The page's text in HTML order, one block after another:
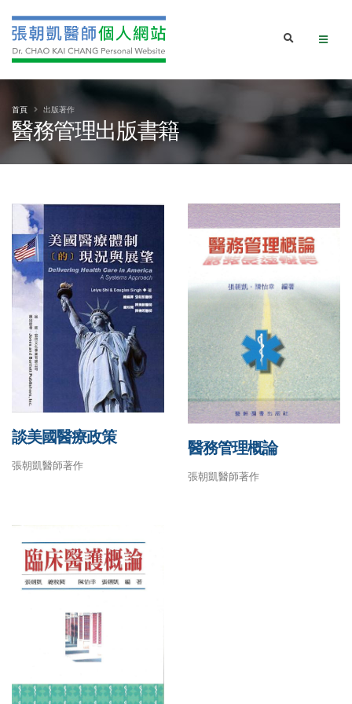
醫務管理出版書籍
首頁 出版著作
談美國醫療政策
張朝凱醫師著作
醫務管理概論
張朝凱醫師著作